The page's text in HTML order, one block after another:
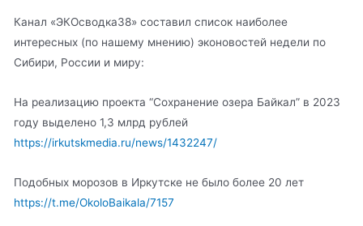
Канал «ЭКОсводка38» составил список наиболее
интересных (по нашему мнению) эконовостей недели по
Сибири, России и миру:
На реализацию проекта “Сохранение озера Байкал” в 2023
году выделено 1,3 млрд рублей
https://irkutskmedia.ru/news/1432247/
Подобных морозов в Иркутске не было более 20 лет
https://t.me/OkoloBaikala/7157